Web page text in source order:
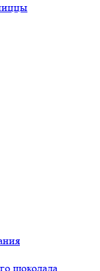
шоколада